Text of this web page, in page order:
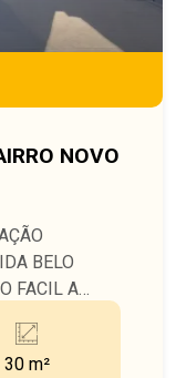
NOVO
BELO
FACIL A
30 m²